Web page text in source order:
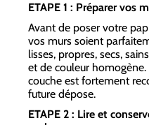
ETAPE 1 : Préparer vos
Avant de poser votre
vos murs soient
lisses, propres, secs,
et de couleur
couche est fortement
future dépose.
ETAPE 2 : Lire et